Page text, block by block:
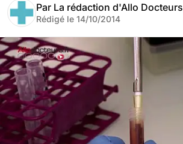
Par La rédaction d'Allo Docteurs
Rédigé le 14/10/2014